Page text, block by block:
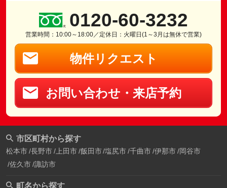
0120-60-3232
営業時間：10:00～18:00／定休日：火曜日(1～3月は無休で営業)
物件リクエスト
お問い合わせ・来店予約
市区町村から探す
松本市 長野市 上田市 飯田市 塩尻市 千曲市 伊那市 岡谷市
佐久市 諏訪市
町名から探す